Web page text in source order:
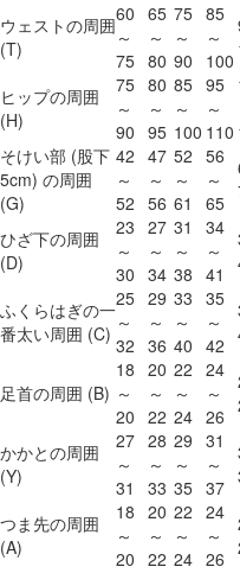
ウェストの周囲
(T)
60
～
75
65
～
80
75
～
90
85
～
100
ヒップの周囲
(H)
75
～
90
80
～
95
85
～
100
95
～
110
そけい部 (股下
5cm) の周囲
(G)
42
～
52
47
～
56
52
～
61
56
～
65
ひざ下の周囲
(D)
23
～
30
27
～
34
31
～
38
34
～
41
ふくらはぎの一
番太い周囲 (C)
25
～
32
29
～
36
33
～
40
35
～
42
足首の周囲 (B)
18
～
20
20
～
22
22
～
24
24
～
26
かかとの周囲
(Y)
27
～
31
28
～
33
29
～
35
31
～
37
つま先の周囲
(A)
18
～
20
20
～
22
22
～
24
24
～
26